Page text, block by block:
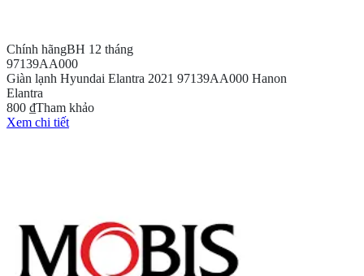
Chính hãngBH 12 tháng
97139AA000
Giàn lạnh Hyundai Elantra 2021 97139AA000 Hanon
Elantra
800 ₫Tham khảo
Xem chi tiết